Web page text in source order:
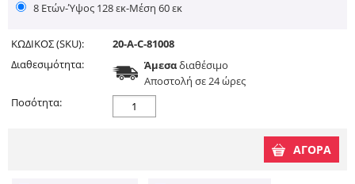
8 Ετών-Ύψος 128 εκ-Μέση 60 εκ
ΚΩΔΙΚΟΣ (SKU):
20-A-C-81008
Διαθεσιμότητα:
Άμεσαδιαθέσιμο
Aποστολή σε 24 ώρες
Ποσότητα:
ΑΓΟΡΑ